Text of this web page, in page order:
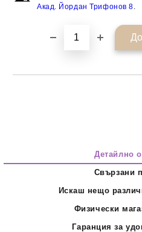
Акад. Йордан Трифонов 8
Детайлно
Свързани
Искаш нещо
Физически
Гаранция за